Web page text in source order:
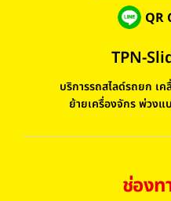
QR
TPN-
บริการรถสไลด์รถยก เ
ย้ายเครื่องจักร พ่วงแ
ช่อง